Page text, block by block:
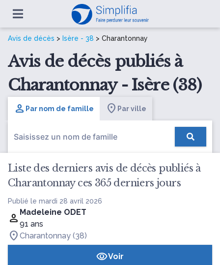
Avis de décès > Isère - 38 > Charantonnay
Avis de décès publiés à
Charantonnay - Isère (38)
Par nom de famille Par ville
Liste des derniers avis de décès publiés à
Charantonnay ces 365 derniers jours
Publié le mardi 28 avril 2026
Madeleine ODET
91 ans
Charantonnay (38)
Voir